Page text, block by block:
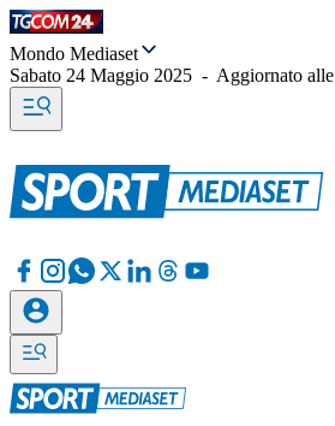
Mondo Mediaset
Sabato 24 Maggio 2025 - Aggiornato alle